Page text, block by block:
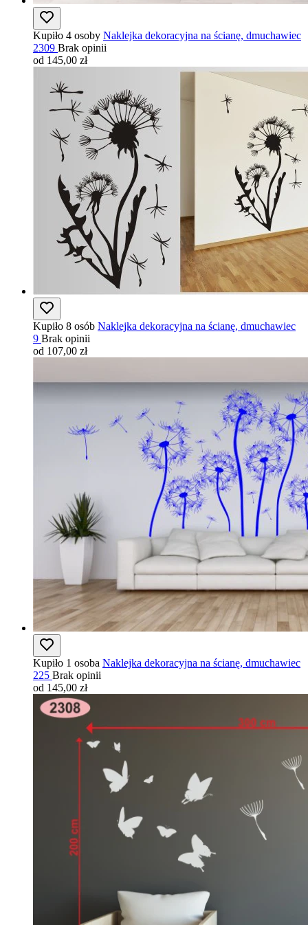
Kupiło 4 osoby Naklejka dekoracyjna na ścianę, dmuchawiec
2309 Brak opinii
od 145,00 zł
Kupiło 8 osób Naklejka dekoracyjna na ścianę, dmuchawiec
9 Brak opinii
od 107,00 zł
Kupiło 1 osoba Naklejka dekoracyjna na ścianę, dmuchawiec
225 Brak opinii
od 145,00 zł